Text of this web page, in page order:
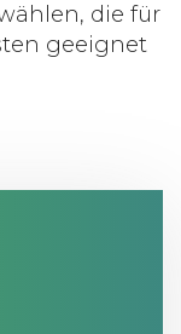
die für
geeignet